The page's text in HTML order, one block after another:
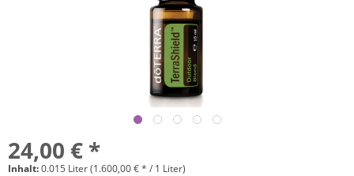
24,00 € *
Inhalt:0.015 Liter (1.600,00 € * / 1 Liter)